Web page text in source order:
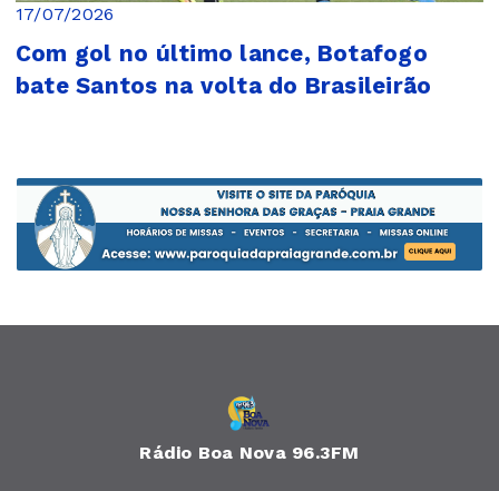
17/07/2026
Com gol no último lance, Botafogo
bate Santos na volta do Brasileirão
Rádio Boa Nova 96.3FM